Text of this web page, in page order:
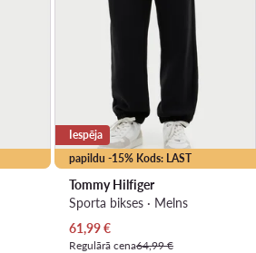
papildu -15% Kods: LAST
Iespēja
Tommy Hilfiger
Sporta bikses · Melns
Pašreizējā cena
61,99€
Regulārā cena64,99 €